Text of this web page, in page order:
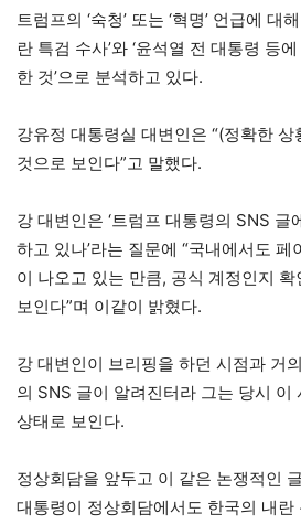
트럼프의 ‘숙청’ 또는 ‘혁명’ 언급에 대
란 특검 수사’와 ‘윤석열 전 대통령 등
한 것’으로 분석하고 있다.
강유정 대통령실 대변인은 “(정확한
것으로 보인다”고 말했다.
강 대변인은 ‘트럼프 대통령의 SNS 글
하고 있나’라는 질문에 “국내에서도
이 나오고 있는 만큼, 공식 계정인지
보인다”며 이같이 밝혔다.
강 대변인이 브리핑을 하던 시점과 거
의 SNS 글이 알려진터라 그는 당시 이
상태로 보인다.
정상회담을 앞두고 이 같은 논쟁적인
대통령이 정상회담에서도 한국의 내란